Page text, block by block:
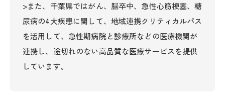
>また、千葉県ではがん、脳卒中、急性心筋梗塞、糖
尿病の4大疾患に関して、地域連携クリティカルパス
を活用して、急性期病院と診療所などの医療機関が
連携し、途切れのない高品質な医療サービスを提供
しています。